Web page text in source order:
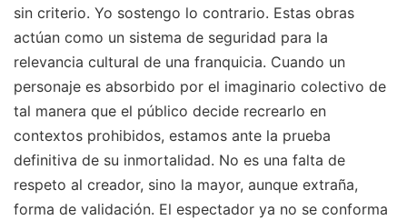
sin criterio. Yo sostengo lo contrario. Estas obras
actúan como un sistema de seguridad para la
relevancia cultural de una franquicia. Cuando un
personaje es absorbido por el imaginario colectivo de
tal manera que el público decide recrearlo en
contextos prohibidos, estamos ante la prueba
definitiva de su inmortalidad. No es una falta de
respeto al creador, sino la mayor, aunque extraña,
forma de validación. El espectador ya no se conforma